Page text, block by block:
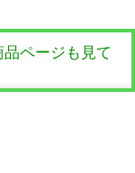
ページも見て